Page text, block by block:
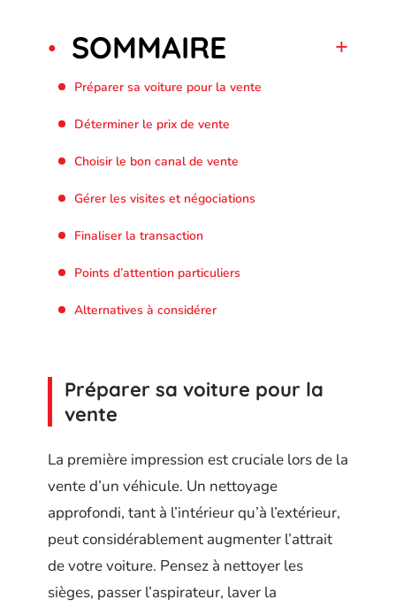
SOMMAIRE
Préparer sa voiture pour la vente
Déterminer le prix de vente
Choisir le bon canal de vente
Gérer les visites et négociations
Finaliser la transaction
Points d’attention particuliers
Alternatives à considérer
Préparer sa voiture pour la
vente
La première impression est cruciale lors de la
vente d’un véhicule. Un nettoyage
approfondi, tant à l’intérieur qu’à l’extérieur,
peut considérablement augmenter l’attrait
de votre voiture. Pensez à nettoyer les
sièges, passer l’aspirateur, laver la